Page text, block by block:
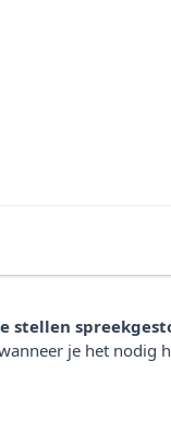
te stellen
je het nodig